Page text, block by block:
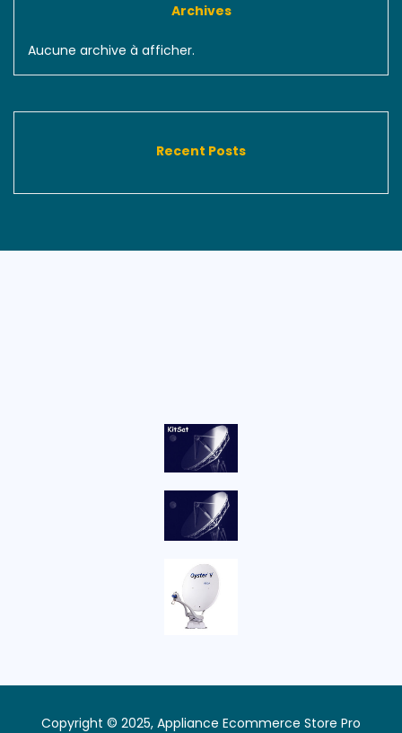
Archives
Aucune archive à afficher.
Recent Posts
Copyright © 2025, Appliance Ecommerce Store Pro